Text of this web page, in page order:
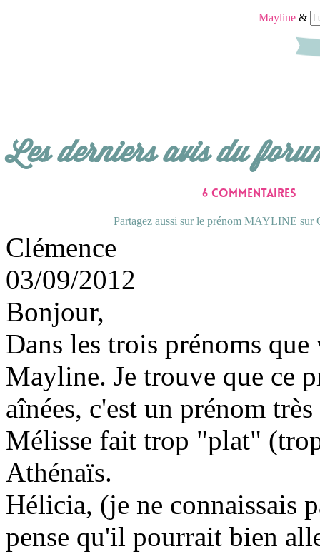
Mayline&
Les derniers avis du
6 commentaires
Partagez aussi sur le prénom MAYLINE sur
Clémence
03/09/2012
Bonjour,
Dans les trois prénoms
Mayline. Je trouve que ce
aînées, c'est un prénom
Mélisse fait trop "plat"
Athénaïs.
Hélicia, (je ne connaissais
pense qu'il pourrait bien